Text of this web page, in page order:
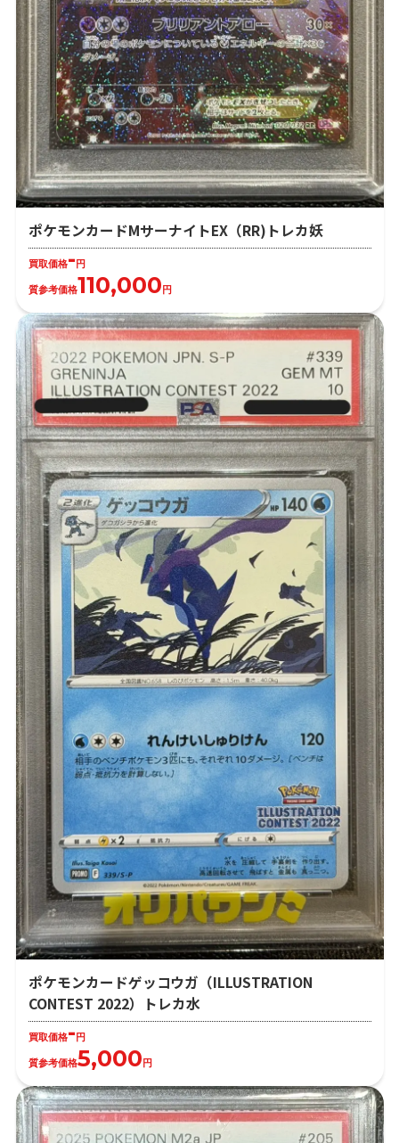
ポケモンカードMサーナイトEX（RR)トレカ妖
買取価格-円
質参考価格110,000円
ポケモンカードゲッコウガ（ILLUSTRATION
CONTEST 2022）トレカ水
買取価格-円
質参考価格5,000円